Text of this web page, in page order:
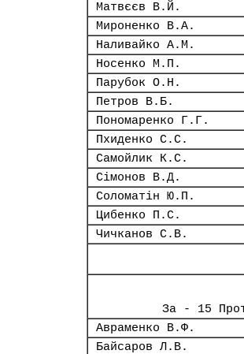
Матвєєв В.Й.
Мироненко В.А.
Наливайко А.М.
Носенко М.П.
Парубок О.Н.
Петров В.Б.
Пономаренко Г.Г.
Пхиденко С.С.
Самойлик К.С.
Сімонов В.Д.
Соломатін Ю.П.
Цибенко П.С.
Чичканов С.В.
За - 15
Авраменко В.Ф.
Байсаров Л.В.